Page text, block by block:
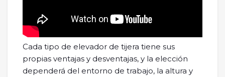
Cada tipo de elevador de tijera tiene sus
propias ventajas y desventajas, y la elección
dependerá del entorno de trabajo, la altura y